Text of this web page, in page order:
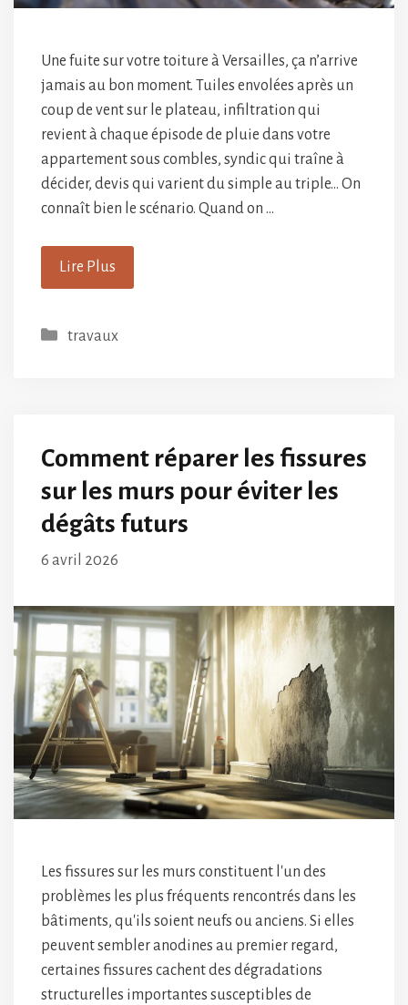
Une fuite sur votre toiture à Versailles, ça n’arrive
jamais au bon moment. Tuiles envolées après un
coup de vent sur le plateau, infiltration qui
revient à chaque épisode de pluie dans votre
appartement sous combles, syndic qui traîne à
décider, devis qui varient du simple au triple… On
connaît bien le scénario. Quand on …
Lire Plus
Catégories
travaux
Comment réparer les fissures
sur les murs pour éviter les
dégâts futurs
6 avril 2026
Les fissures sur les murs constituent l'un des
problèmes les plus fréquents rencontrés dans les
bâtiments, qu'ils soient neufs ou anciens. Si elles
peuvent sembler anodines au premier regard,
certaines fissures cachent des dégradations
structurelles importantes susceptibles de